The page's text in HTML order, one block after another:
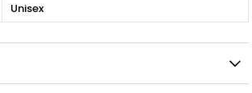
Unisex